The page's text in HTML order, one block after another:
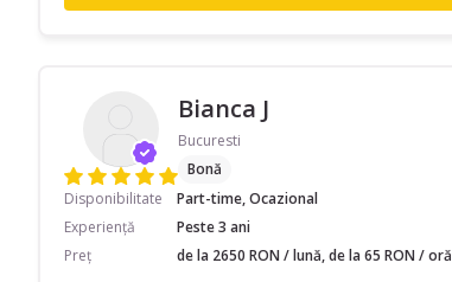
Bianca J
Bucuresti
Bonă
Disponibilitate
Part-time, Ocazional
Experiență
Peste 3 ani
Preț
de la 2650 RON / lună, de la 65 RON / oră